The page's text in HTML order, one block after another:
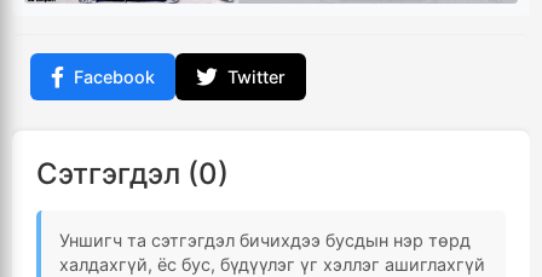
Facebook Twitter
Сэтгэгдэл (0)
Уншигч та сэтгэгдэл бичихдээ бусдын нэр төрд
халдахгүй, ёс бус, бүдүүлэг үг хэллэг ашиглахгүй